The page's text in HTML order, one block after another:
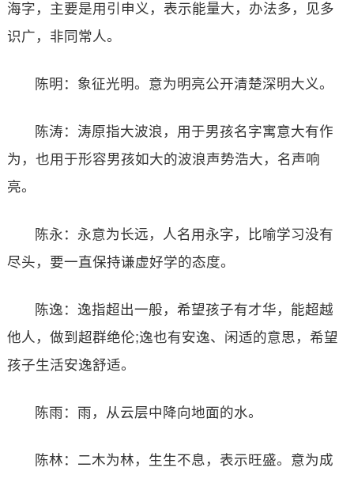
海字，主要是用引申义，表示能量大，办法多，见多
识广，非同常人。
陈明：象征光明。意为明亮公开清楚深明大义。
陈涛：涛原指大波浪，用于男孩名字寓意大有作
为，也用于形容男孩如大的波浪声势浩大，名声响
亮。
陈永：永意为长远，人名用永字，比喻学习没有
尽头，要一直保持谦虚好学的态度。
陈逸：逸指超出一般，希望孩子有才华，能超越
他人，做到超群绝伦;逸也有安逸、闲适的意思，希望
孩子生活安逸舒适。
陈雨：雨，从云层中降向地面的水。
陈林：二木为林，生生不息，表示旺盛。意为成